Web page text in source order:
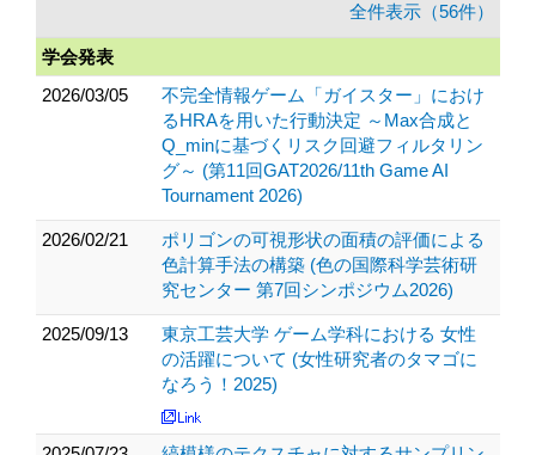
全件表示（56件）
学会発表
2026/03/05
不完全情報ゲーム「ガイスター」におけ
るHRAを用いた行動決定 ～Max合成と
Q_minに基づくリスク回避フィルタリン
グ～ (第11回GAT2026/11th Game AI
Tournament 2026)
2026/02/21
ポリゴンの可視形状の面積の評価による
色計算手法の構築 (色の国際科学芸術研
究センター 第7回シンポジウム2026)
2025/09/13
東京工芸大学 ゲーム学科における 女性
の活躍について (女性研究者のタマゴに
なろう！2025)